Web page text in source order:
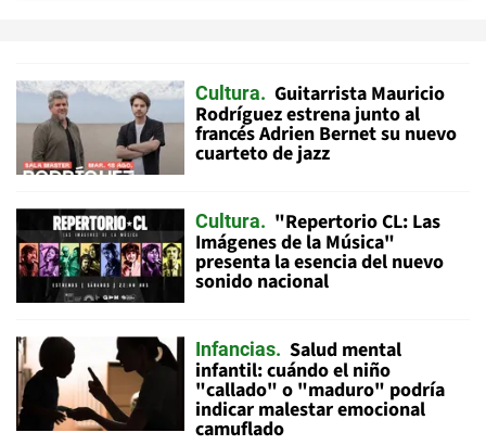
Cultura Guitarrista Mauricio
Rodríguez estrena junto al
francés Adrien Bernet su nuevo
cuarteto de jazz
Cultura "Repertorio CL: Las
Imágenes de la Música"
presenta la esencia del nuevo
sonido nacional
Infancias Salud mental
infantil: cuándo el niño
"callado" o "maduro" podría
indicar malestar emocional
camuflado